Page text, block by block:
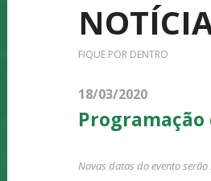
FIQUE POR DENTRO
18/03/2020
Programação
Novas datas do evento